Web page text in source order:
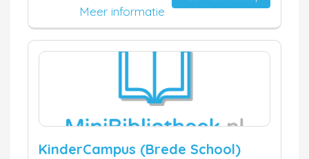
Meer informatie
KinderCampus (Brede School)